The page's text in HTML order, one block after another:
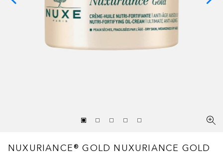
NUXURIANCE® GOLD NUXURIANCE GOLD